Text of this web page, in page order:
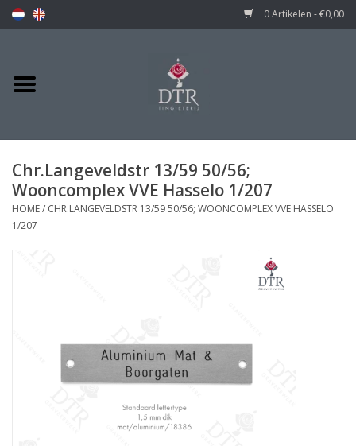
0 Artikelen - €0,00
Chr.Langeveldstr 13/59 50/56;
Wooncomplex VVE Hasselo 1/207
HOME/ CHR.LANGEVELDSTR 13/59 50/56; WOONCOMPLEX VVE HASSELO
1/207